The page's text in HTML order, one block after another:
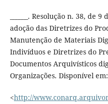
______. Resolução n. 38, de
adoção das Diretrizes do
Manutenção de Materiais
Indivíduos e Diretrizes do
Documentos Arquivísticos
Organizações. Disponível em:
<http://